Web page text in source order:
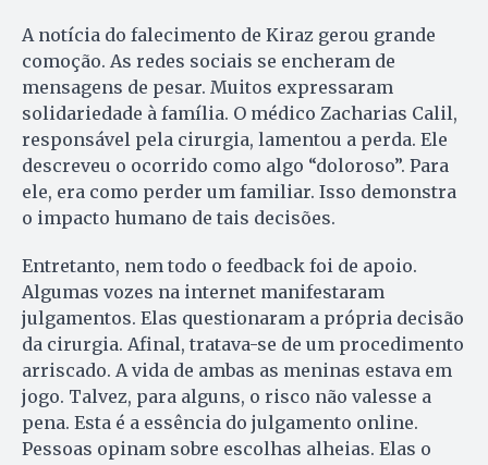
A notícia do falecimento de Kiraz gerou grande
comoção. As redes sociais se encheram de
mensagens de pesar. Muitos expressaram
solidariedade à família. O médico Zacharias Calil,
responsável pela cirurgia, lamentou a perda. Ele
descreveu o ocorrido como algo “doloroso”. Para
ele, era como perder um familiar. Isso demonstra
o impacto humano de tais decisões.
Entretanto, nem todo o feedback foi de apoio.
Algumas vozes na internet manifestaram
julgamentos. Elas questionaram a própria decisão
da cirurgia. Afinal, tratava-se de um procedimento
arriscado. A vida de ambas as meninas estava em
jogo. Talvez, para alguns, o risco não valesse a
pena. Esta é a essência do julgamento online.
Pessoas opinam sobre escolhas alheias. Elas o